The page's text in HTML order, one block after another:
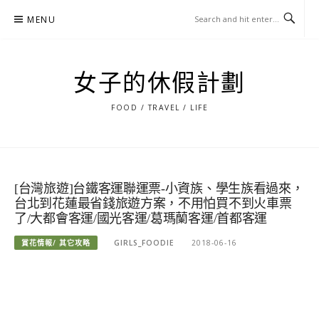
MENU
女子的休假計劃
FOOD / TRAVEL / LIFE
[台灣旅遊]台鐵客運聯運票-小資族、學生族看過來，
台北到花蓮最省錢旅遊方案，不用怕買不到火車票
了/大都會客運/國光客運/葛瑪蘭客運/首都客運
賞花情報/ 其它攻略 GIRLS_FOODIE 2018-06-16